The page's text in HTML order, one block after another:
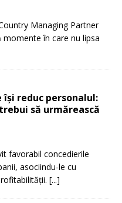
Managing Partner
în care nu lipsa
reduc personalul:
să urmărească
favorabil concedierile
asociindu-le cu
[...]